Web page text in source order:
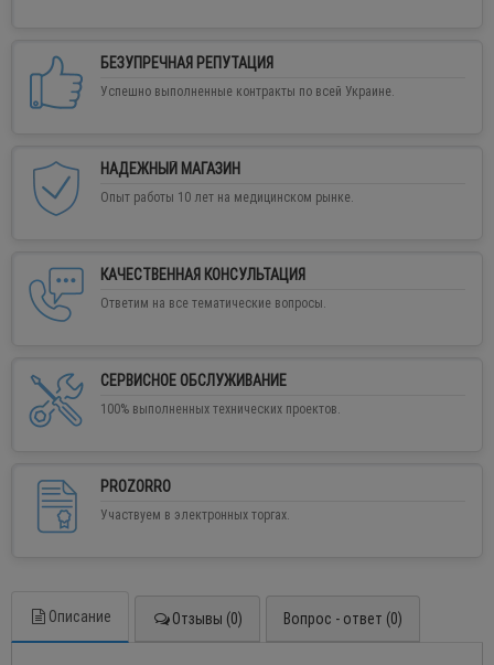
БЕЗУПРЕЧНАЯ РЕПУТАЦИЯ
Успешно выполненные контракты по всей Украине.
НАДЕЖНЫЙ МАГАЗИН
Опыт работы 10 лет на медицинском рынке.
КАЧЕСТВЕННАЯ КОНСУЛЬТАЦИЯ
Ответим на все тематические вопросы.
СЕРВИСНОЕ ОБСЛУЖИВАНИЕ
100% выполненных технических проектов.
PROZORRO
Участвуем в электронных торгах.
Описание Отзывы (0) Вопрос - ответ (0)